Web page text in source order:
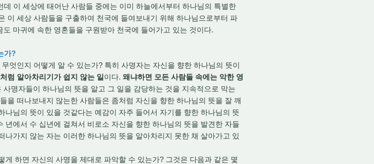
이 세상에 태어난 사람들 중에는 이미 하늘에서부터 하나님의 특별한
이 세상 사람들을 구출하여 천국에 들여보내기 위해 하나님으로부터 파
마귀에 속한 영혼들을 구원받아 천국에 들어가고 있는 것이다.
가?
엇인지 어떻게 알 수 있는가? 특히 사명자는 자신을 향한 하나님의 뜻이
럼 알아차리기가 쉽지 않는 일이다. 왜냐하면 모든 사람들 속에는 악한 영
사명자들이 하나님의 뜻을 알고 그 일을 감당하는 것을 지속적으로 막는
을 떠나보내지 않는한 사람들은 좀처럼 자신을 향한 하나님의 뜻을 잘 깨
나님의 뜻이 있을 것같다는 예감이 자주 들어서 자기를 향한 하나님의 뜻
년에서 수 십년에 걸쳐서 비로소 자신을 향한 하나님의 뜻을 발견한 자들
나가지 않는 자는 이러한 하나님의 뜻을 알아차리지 못한 채 살아가고 있
하면 자신의 사명을 제대로 파악할 수 있는가? 그것은 다음과 같은 몇